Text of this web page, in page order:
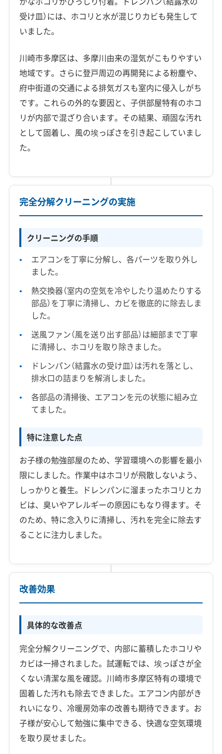
受け皿）には、ホコリと水が混じりカビも発生して
いました。
川崎市多摩区は、多摩川由来の湿気がこもりやすい
地域です。さらに登戸周辺の再開発による粉塵や、
府中街道の交通による排気ガスも室内に侵入しがち
です。これらの外的な要因と、子供部屋特有のホコ
リが内部で混ざり合います。その結果、頑固な汚れ
として固着し、風の埃っぽさを引き起こしていまし
た。
完全分解クリーニングの実施
クリーニングの手順
エアコンを丁寧に分解し、各パーツを取り外し
ました。
熱交換器（室内の空気を冷やしたり温めたりする
部品）を丁寧に清掃し、カビを徹底的に除去しま
した。
送風ファン（風を送り出す部品）は細部まで丁寧
に清掃し、ホコリを取り除きました。
ドレンパン（結露水の受け皿）は汚れを落とし、
排水口の詰まりを解消しました。
各部品の清掃後、エアコンを元の状態に組み立
てました。
特に注意した点
お子様の勉強部屋のため、学習環境への影響を最小
限にしました。作業中はホコリが飛散しないよう、
しっかりと養生。ドレンパンに溜まったホコリとカ
ビは、臭いやアレルギーの原因にもなり得ます。そ
のため、特に念入りに清掃し、汚れを完全に除去す
ることに注力しました。
改善効果
具体的な改善点
完全分解クリーニングで、内部に蓄積したホコリや
カビは一掃されました。試運転では、埃っぽさが全
くない清潔な風を確認。川崎市多摩区特有の環境で
固着した汚れも除去できました。エアコン内部がき
れいになり、冷暖房効率の改善も期待できます。お
子様が安心して勉強に集中できる、快適な空気環境
を取り戻せました。